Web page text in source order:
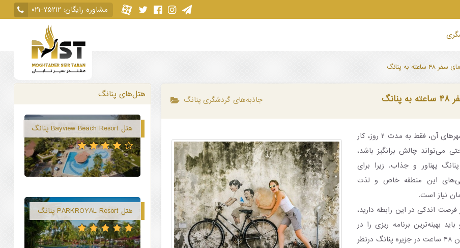
مشاوره رایگان: ۰۲۱-۷۵۲۱۲
۴۸ ساعته به پنانگ
جاذبه‌های گردشگری پنانگ
سفر به مالزی و شهرهای آن، فقط به مدت ۲ روز، کار
می‌تواند چالش برانگیز باشد،
پهناور و جذاب. زیرا برای
این منطقه خاص و لذت
نیاز است.
فرصت اندکی در این رابطه دارید،
بهینه‌ترین برنامه ریزی را در
مورد نحوه گذراندن ۴۸ ساعت در جزیره پنانگ درنظر
هتل‌های پنانگ
هتل Bayview Beach Resort پنانگ
هتل PARKROYAL Resort پنانگ